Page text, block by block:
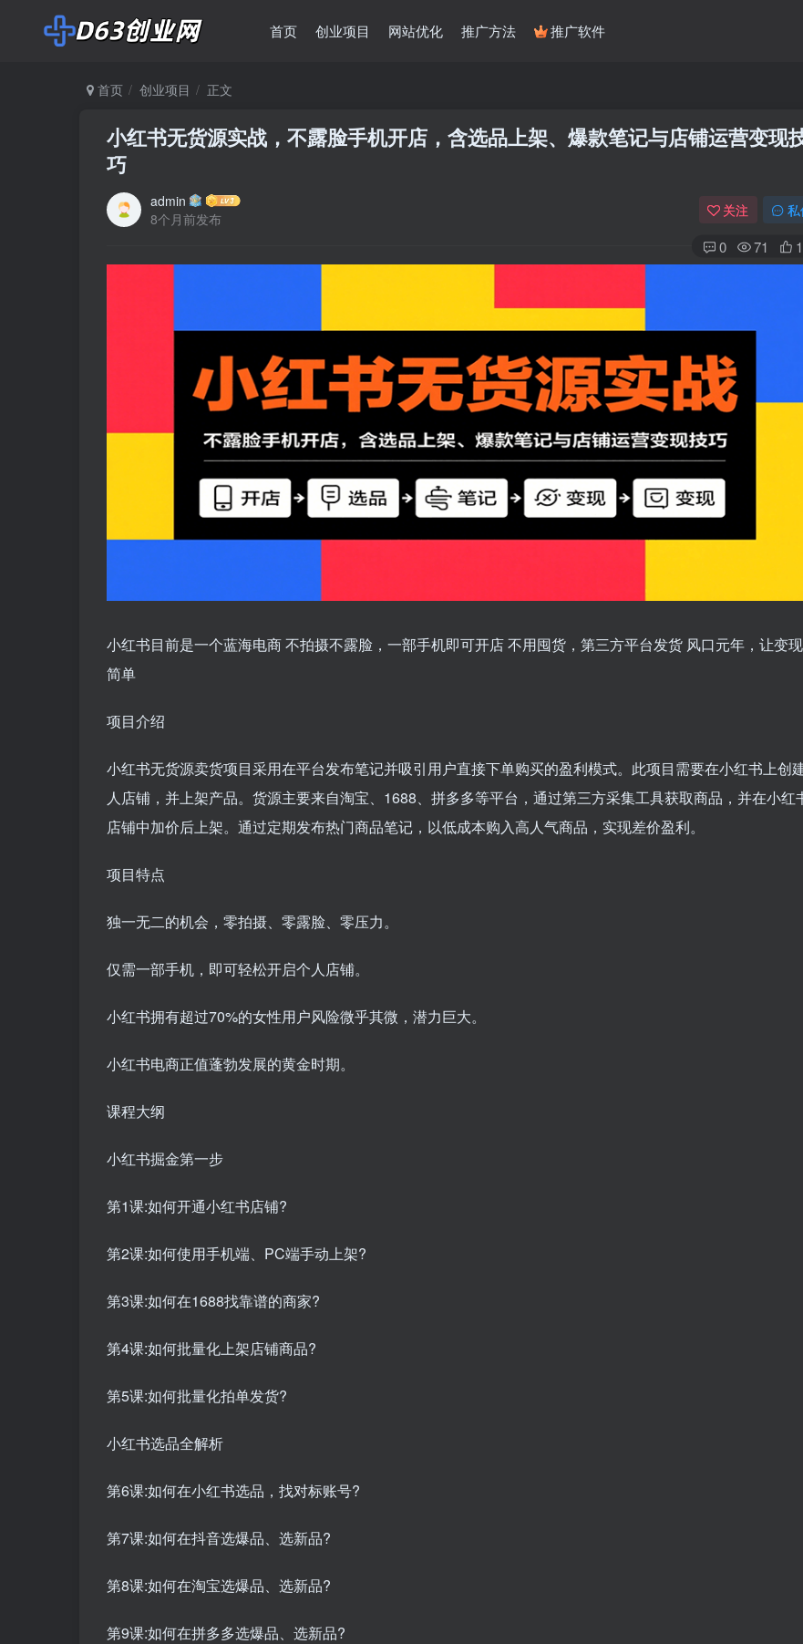
首页 创业项目 网站优化 推广方法 推广软件
首页 创业项目 正文
小红书无货源实战，不露脸手机开店，含选品上架、爆款笔记与店铺运营变现
巧
admin
8个月前发布
关注
0 71
小红书目前是一个蓝海电商 不拍摄不露脸，一部手机即可开店 不用囤货，第三方平台发货 风口元年，让变
简单
项目介绍
小红书无货源卖货项目采用在平台发布笔记并吸引用户直接下单购买的盈利模式。此项目需要在小红书上创
人店铺，并上架产品。货源主要来自淘宝、1688、拼多多等平台，通过第三方采集工具获取商品，并在小红
店铺中加价后上架。通过定期发布热门商品笔记，以低成本购入高人气商品，实现差价盈利。
项目特点
独一无二的机会，零拍摄、零露脸、零压力。
仅需一部手机，即可轻松开启个人店铺。
小红书拥有超过70%的女性用户风险微乎其微，潜力巨大。
小红书电商正值蓬勃发展的黄金时期。
课程大纲
小红书掘金第一步
第1课:如何开通小红书店铺?
第2课:如何使用手机端、PC端手动上架?
第3课:如何在1688找靠谱的商家?
第4课:如何批量化上架店铺商品?
第5课:如何批量化拍单发货?
小红书选品全解析
第6课:如何在小红书选品，找对标账号?
第7课:如何在抖音选爆品、选新品?
第8课:如何在淘宝选爆品、选新品?
第9课:如何在拼多多选爆品、选新品?